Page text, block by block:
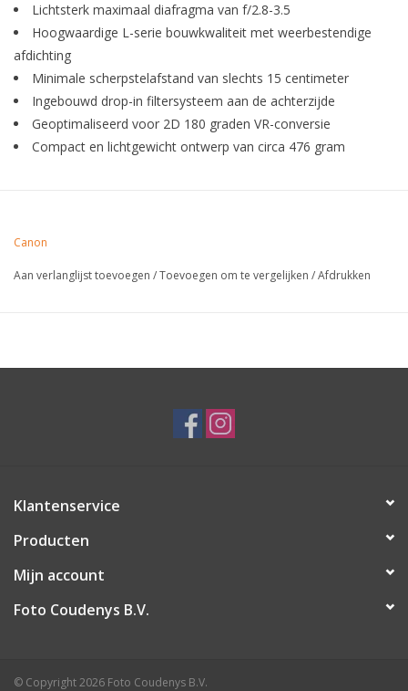
Lichtsterk maximaal diafragma van f/2.8-3.5
Hoogwaardige L-serie bouwkwaliteit met weerbestendige
afdichting
Minimale scherpstelafstand van slechts 15 centimeter
Ingebouwd drop-in filtersysteem aan de achterzijde
Geoptimaliseerd voor 2D 180 graden VR-conversie
Compact en lichtgewicht ontwerp van circa 476 gram
Canon
Aan verlanglijst toevoegen /Toevoegen om te vergelijken /Afdrukken
Klantenservice
Producten
Mijn account
Foto Coudenys B.V.
© Copyright 2026 Foto Coudenys B.V.